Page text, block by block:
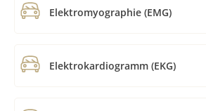
Elektromyographie (EMG)
Elektrokardiogramm (EKG)